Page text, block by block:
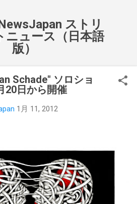
ストリ
ニュース（日本語
版）
Schade" ソロショ
20日から開催
1月 11, 2012